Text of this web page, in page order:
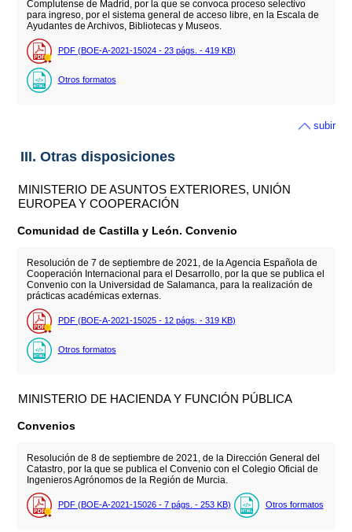
Complutense de Madrid, por la que se convoca proceso selectivo
para ingreso, por el sistema general de acceso libre, en la Escala de
Ayudantes de Archivos, Bibliotecas y Museos.
PDF (BOE-A-2021-15024 - 23 págs. - 419 KB)
Otros formatos
subir
III. Otras disposiciones
MINISTERIO DE ASUNTOS EXTERIORES, UNIÓN
EUROPEA Y COOPERACIÓN
Comunidad de Castilla y León. Convenio
Resolución de 7 de septiembre de 2021, de la Agencia Española de
Cooperación Internacional para el Desarrollo, por la que se publica el
Convenio con la Universidad de Salamanca, para la realización de
prácticas académicas externas.
PDF (BOE-A-2021-15025 - 12 págs. - 319 KB)
Otros formatos
MINISTERIO DE HACIENDA Y FUNCIÓN PÚBLICA
Convenios
Resolución de 8 de septiembre de 2021, de la Dirección General del
Catastro, por la que se publica el Convenio con el Colegio Oficial de
Ingenieros Agrónomos de la Región de Murcia.
PDF (BOE-A-2021-15026 - 7 págs. - 253 KB) Otros formatos